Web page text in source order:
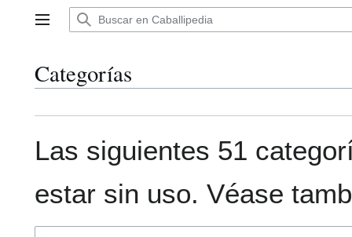
Menú principal
Categorías
Las siguientes 51
estar sin uso. Véase